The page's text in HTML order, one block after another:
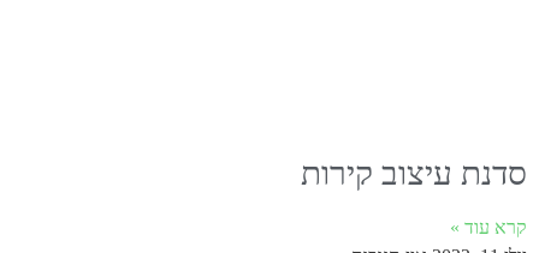
סדנת עיצוב קירות
קרא עוד »